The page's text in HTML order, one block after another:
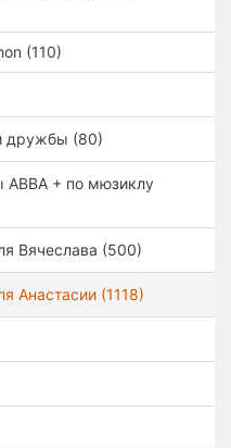
(110)
дружбы (80)
ABBA + по мюзиклу
Вячеслава (500)
Анастасии (1118)